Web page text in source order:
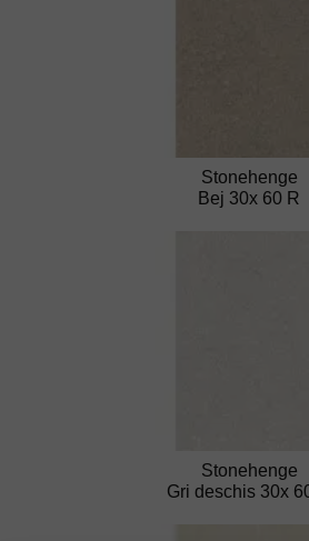
Stonehenge
Gri deschis 30x
Stonehenge
Bej 30x 60 R